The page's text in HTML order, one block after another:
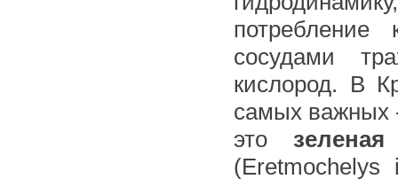
потребление
сосудами
кислород. В
самых важных
это
(Eretmochelys